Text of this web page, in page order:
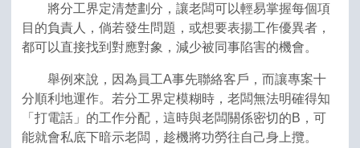
將分工界定清楚劃分，讓老闆可以輕易掌握每個項
目的負責人，倘若發生問題，或想要表揚工作優異者，
都可以直接找到對應對象，減少被同事陷害的機會。
舉例來說，因為員工A事先聯絡客戶，而讓專案十
分順利地運作。若分工界定模糊時，老闆無法明確得知
「打電話」的工作分配，這時與老闆關係密切的B，可
能就會私底下暗示老闆，趁機將功勞往自己身上攬。